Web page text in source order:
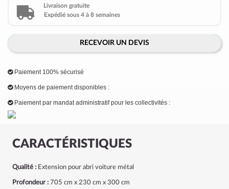
CARACTÉRISTIQUES
Qualité : Extension pour abri voiture métal
Profondeur : 705 cm x 230 cm x 300 cm
Livraison gratuite
Expédié sous 4 à 8 semaines
RECEVOIR UN DEVIS
Paiement 100% sécurisé
Moyens de paiement disponibles :
Paiement par mandat administratif pour les collectivités :